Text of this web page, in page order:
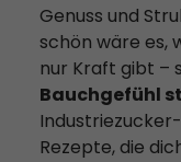
Genuss und
schön wäre es,
nur Kraft gibt –
Bauchgefühl
Rezepte, die